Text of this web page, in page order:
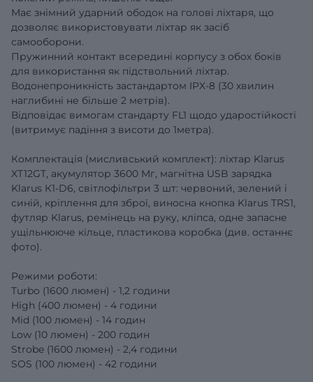
Має знімний ударний ободок на голові ліхтаря, що
дозволяє використовувати ліхтар як засіб
самооборони.
Пружинний контакт всередині корпусу з обох боків
для використання як підствольний ліхтар.
Водонепроникність застандартом IPX-8 (30 хвилин
наглибині не більше 2 метрів).
Відповідає вимогам стандарту FL1 щодо ударостійкості
(витримує падіння з висоти до 1метра).
Комплектація (мисливський комплект): ліхтар Klarus
XT12GT, акумулятор 3600 Мг, магнітна USB зарядка
Klarus К1-D6, світлофільтри 3 шт: червоний, зелений і
синій, кріплення для зброї, виносна кнопка Klarus TRS1,
футляр Klarus, ремінець на руку, кліпса, одне запасне
ущільнююче кільце, пластикова коробка (див. останнє
фото).
Режими роботи:
Turbo (1600 люмен) - 1,2 години
High (400 люмен) - 4 години
Mid (100 люмен) - 14 годин
Low (10 люмен) - 200 годин
Strobe (1600 люмен) - 2,4 години
SOS (100 люмен) - 42 години